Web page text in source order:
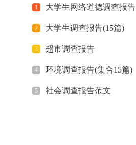
1 大学生网络道德调查报告
2 大学生调查报告(15篇)
3 超市调查报告
4 环境调查报告(集合15篇)
5 社会调查报告范文